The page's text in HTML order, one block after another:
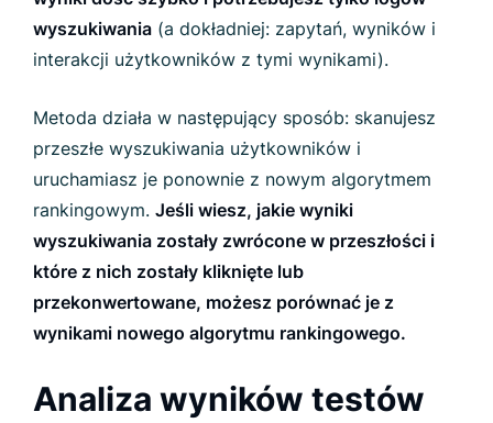
wyszukiwania (a dokładniej: zapytań, wyników i
interakcji użytkowników z tymi wynikami).
Metoda działa w następujący sposób: skanujesz
przeszłe wyszukiwania użytkowników i
uruchamiasz je ponownie z nowym algorytmem
rankingowym. Jeśli wiesz, jakie wyniki
wyszukiwania zostały zwrócone w przeszłości i
które z nich zostały kliknięte lub
przekonwertowane, możesz porównać je z
wynikami nowego algorytmu rankingowego.
Analiza wyników testów